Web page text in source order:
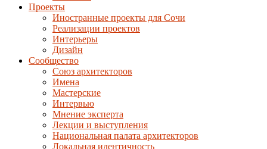
Проекты
Иностранные проекты для Сочи
Реализации проектов
Интерьеры
Дизайн
Сообщество
Союз архитекторов
Имена
Мастерские
Интервью
Мнение эксперта
Лекции и выступления
Национальная палата архитекторов
Локальная идентичность